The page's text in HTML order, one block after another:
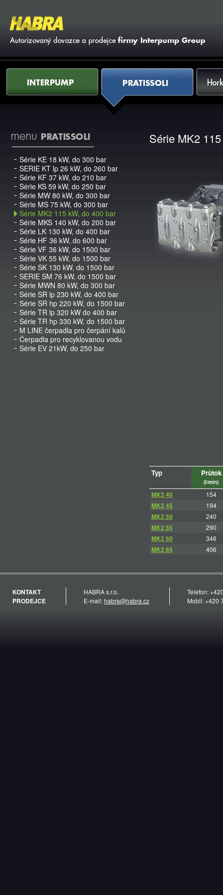
Interpump Pratissoli
Série MK2
Typ Průtok
(l/min)
MK2 40 154
MK2 45 194
MK2 50 240
MK2 55 290
MK2 60 346
MK2 65 406
Série KE 18 kW, do 300 bar
SERIE KT lp 26 kW, do 260 bar
Série KF 37 kW, do 210 bar
Série KS 59 kW, do 250 bar
Série MW 80 kW, do 300 bar
Série MS 75 kW, do 300 bar
Série MK2 115 kW, do 400 bar
Série MKS 140 kW, do 200 bar
Série LK 130 kW, do 400 bar
Série HF 36 kW, do 600 bar
Série VF 36 kW, do 1500 bar
Série VK 55 kW, do 1500 bar
Série SK 130 kW, do 1500 bar
SERIE SM 76 kW, do 1500 bar
Série MWN 80 kW, do 300 bar
Série SR lp 230 kW, do 400 bar
Série SR hp 220 kW, do 1500 bar
Série TR lp 320 kW do 400 bar
Série TR hp 330 kW, do 1500 bar
M LINE čerpadla pro čerpání kalů
Čerpadla pro recyklovanou vodu
Série EV 21kW, do 250 bar
KONTAKT
PRODEJCE
HABRA s.r.o.
E-mail:habra@habra.cz
Telefon:
Mobil: +420